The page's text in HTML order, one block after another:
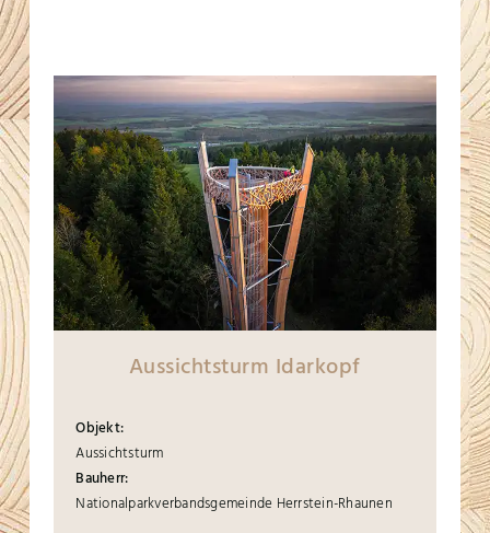
Aussichtsturm Idarkopf
Objekt:
Aussichtsturm
Bauherr:
Nationalparkverbandsgemeinde Herrstein-Rhaunen